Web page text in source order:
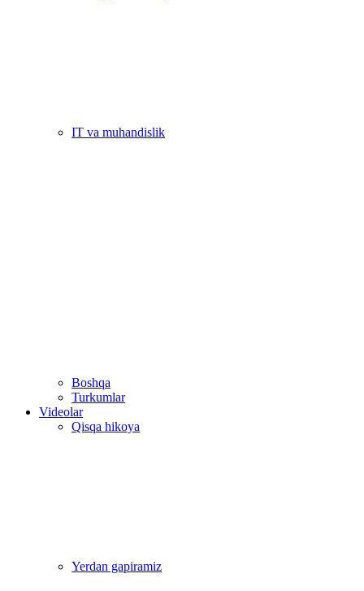
IT va muhandislik
Boshqa
Turkumlar
Videolar
Qisqa hikoya
Yerdan gapiramiz